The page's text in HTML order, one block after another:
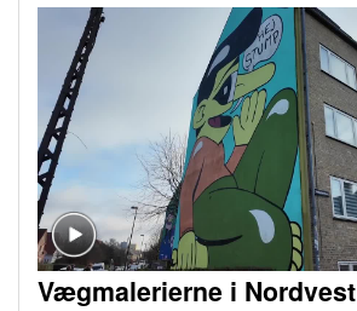
Vægmalerierne i Nordvest